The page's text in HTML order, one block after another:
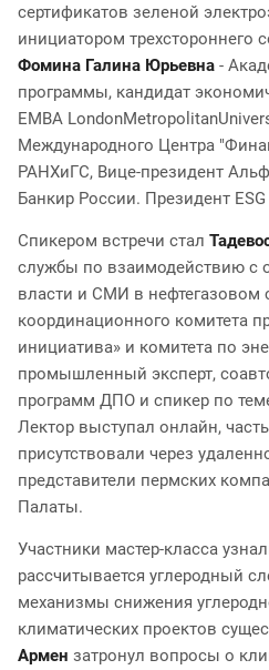
сертификатов зеленой
инициатором трехстороннего
Фомина Галина Юрьевна -
программы, кандидат
ЕМВА
Международного Центра
РАНХиГС, Вице-президент
Банкир России. Президент
Спикером встречи стал
службы по взаимодействию с
власти и СМИ в нефтегазовом
координационного комитета
инициатива» и комитета по
промышленный эксперт,
программ ДПО и спикер по
Лектор выступал онлайн,
присутствовали через
представители пермских
Палаты.
Участники мастер-класса
рассчитывается углеродный
механизмы снижения
климатических проектов
Армен затронул вопросы о